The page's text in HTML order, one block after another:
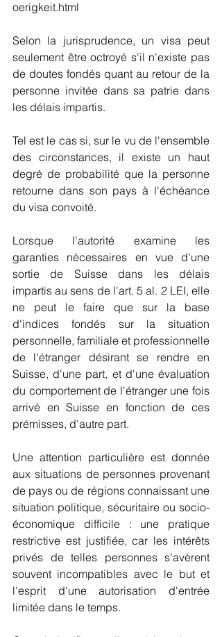
oerigkeit.html
Selon la jurisprudence, un visa peut
seulement être octroyé s'il n'existe pas
de doutes fondés quant au retour de la
personne invitée dans sa patrie dans
les délais impartis.
Tel est le cas si, sur le vu de l'ensemble
des circonstances, il existe un haut
degré de probabilité que la personne
retourne dans son pays à l'échéance
du visa convoité.
Lorsque l'autorité examine les
garanties nécessaires en vue d'une
sortie de Suisse dans les délais
impartis au sens de l'art. 5 al. 2 LEI, elle
ne peut le faire que sur la base
d'indices fondés sur la situation
personnelle, familiale et professionnelle
de l'étranger désirant se rendre en
Suisse, d'une part, et d'une évaluation
du comportement de l'étranger une fois
arrivé en Suisse en fonction de ces
prémisses, d'autre part.
Une attention particulière est donnée
aux situations de personnes provenant
de pays ou de régions connaissant une
situation politique, sécuritaire ou socio-
économique difficile : une pratique
restrictive est justifiée, car les intérêts
privés de telles personnes s'avèrent
souvent incompatibles avec le but et
l'esprit d'une autorisation d'entrée
limitée dans le temps.